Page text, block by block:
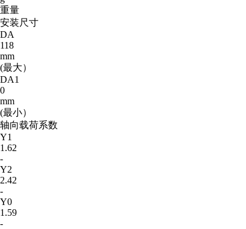
重量
安装尺寸
DA
118
mm
(最大）
DA1
0
mm
(最小）
轴向载荷系数
Y1
1.62
-
Y2
2.42
-
Y0
1.59
-